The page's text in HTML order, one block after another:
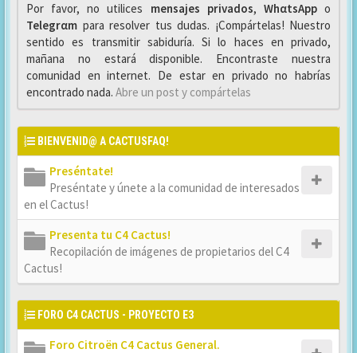
Por favor, no utilices mensajes privados, WhαtsAppo
Telegrαm para resolver tus dudas. ¡Compártelas! Nuestro
sentido es transmitir sabiduría. Si lo haces en privado,
mañana no estará disponible. Encontraste nuestra
comunidad en internet. De estar en privado no habrías
encontrado nada. Abre un post y compártelas
BIENVENID@ A CACTUSFAQ!
Preséntate!
Preséntate y únete a la comunidad de interesados
en el Cactus!
Presenta tu C4 Cactus!
Recopilación de imágenes de propietarios del C4
Cactus!
FORO C4 CACTUS - PROYECTO E3
Foro Citroën C4 Cactus General.